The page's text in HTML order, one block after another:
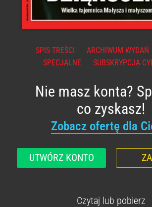
SPIS TREŚCI ARCHIWUM WYDAŃ
SPECJALNE
SUBSKRYPCJA
Nie masz konta?
co zyskasz!
Zobacz ofertę dla
UTWÓRZ KONTO
Czytaj lub pobierz